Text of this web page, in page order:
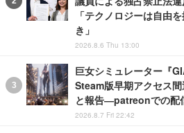
「テクノロジーは自由
き」
2026.8.6 Thu 13:00
巨女シミュレーター『
Steam版早期アクセス
と報告―patreonでの配
2026.8.7 Fri 22:42